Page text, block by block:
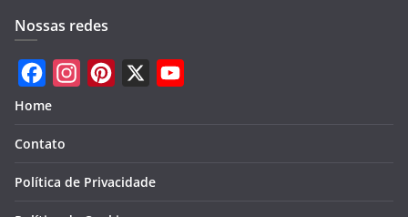
Nossas redes
F
c
e
s
t
t
Home
Contato
Política de Privacidade